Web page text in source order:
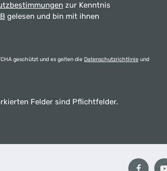
zur Kenntnis
gelesen und bin mit ihnen
geschützt und es gelten die Datenschutzrichtlinie und
Felder sind Pflichtfelder.